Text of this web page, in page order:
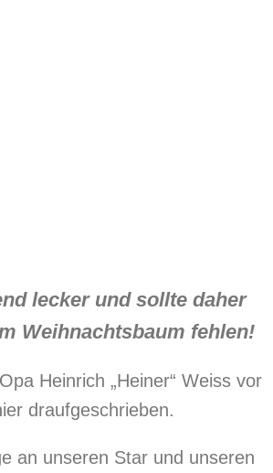
lecker und sollte daher
Weihnachtsbaum fehlen!
Heinrich „Heiner“ Weiss vor
draufgeschrieben.
an unseren Star und unseren